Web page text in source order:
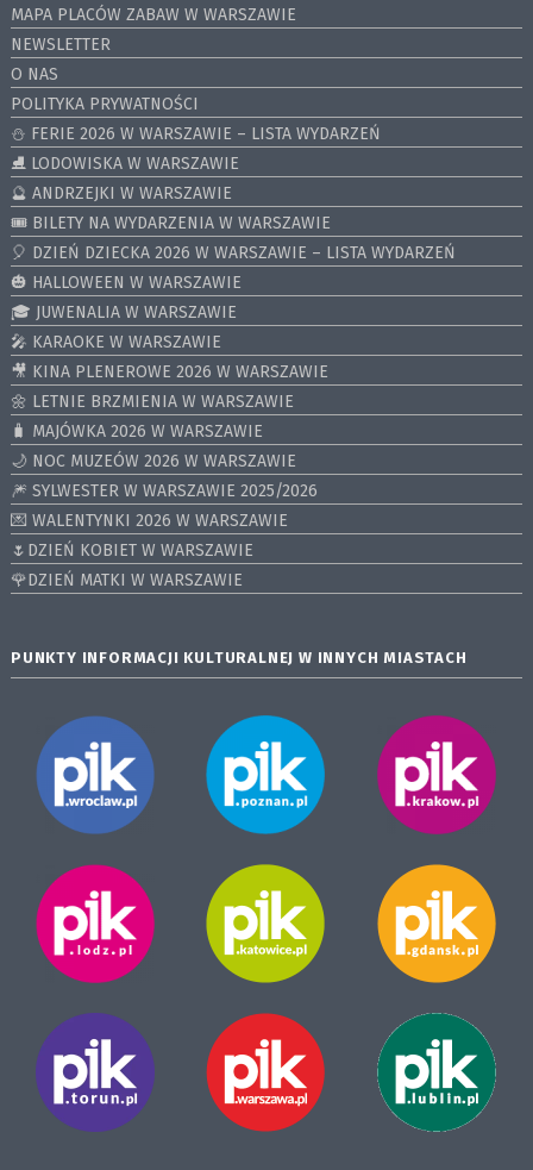
MAPA PLACÓW ZABAW W WARSZAWIE
NEWSLETTER
O NAS
POLITYKA PRYWATNOŚCI
⛄️ FERIE 2026 W WARSZAWIE – LISTA WYDARZEŃ
⛸ LODOWISKA W WARSZAWIE
🔮 ANDRZEJKI W WARSZAWIE
🎟️ BILETY NA WYDARZENIA W WARSZAWIE
🎈 DZIEŃ DZIECKA 2026 W WARSZAWIE – LISTA WYDARZEŃ
🎃 HALLOWEEN W WARSZAWIE
🎓 JUWENALIA W WARSZAWIE
🎤 KARAOKE W WARSZAWIE
🎥 KINA PLENEROWE 2026 W WARSZAWIE
🌼 LETNIE BRZMIENIA W WARSZAWIE
🧳 MAJÓWKA 2026 W WARSZAWIE
🌙 NOC MUZEÓW 2026 W WARSZAWIE
🎆 SYLWESTER W WARSZAWIE 2025/2026
💌 WALENTYNKI 2026 W WARSZAWIE
🌷DZIEŃ KOBIET W WARSZAWIE
🌹DZIEŃ MATKI W WARSZAWIE
PUNKTY INFORMACJI KULTURALNEJ W INNYCH MIASTACH